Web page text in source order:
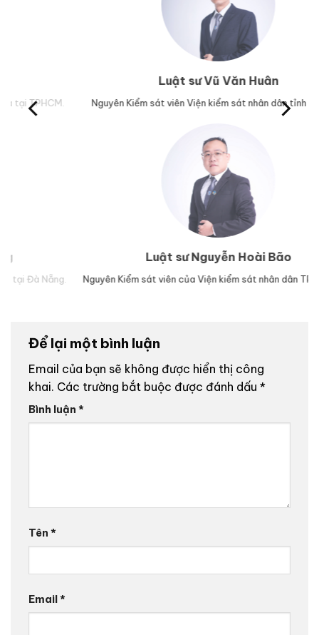
Luật sư Vũ Văn Huân
Nguyên Kiểm sát viên Viện kiểm sát nhân dân tỉnh Phú Yên.
Luật sư Nguyễn Hoài Bão
Nguyên Kiểm sát viên của Viện kiểm sát nhân dân TP Đà Nẵng.
Để lại một bình luận
Email của bạn sẽ không được hiển thị công
khai. Các trường bắt buộc được đánh dấu *
Bình luận *
Tên *
Email*